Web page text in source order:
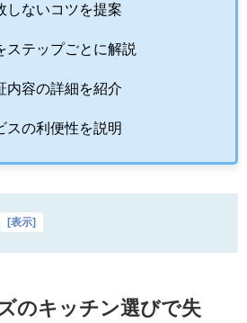
しないコツを提案
ステップごとに解説
内容の詳細を紹介
スの利便性を説明
[表示]
のキッチン選びで失